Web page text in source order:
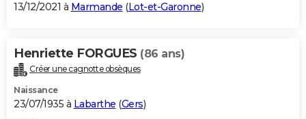
13/12/2021 à Marmande (Lot-et-Garonne)
Henriette FORGUES (86 ans)
Créer une cagnotte obsèques
Naissance
23/07/1935 à Labarthe (Gers)